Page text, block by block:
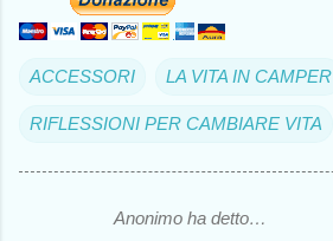
ACCESSORI LA VITA IN CAMPER
RIFLESSIONI PER CAMBIARE VITA
Anonimo ha detto…